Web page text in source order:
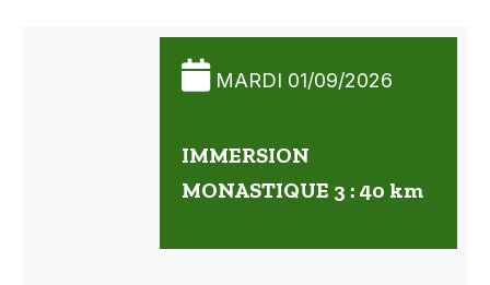
MARDI 01/09/2026
IMMERSION
MONASTIQUE 3 : 40 km